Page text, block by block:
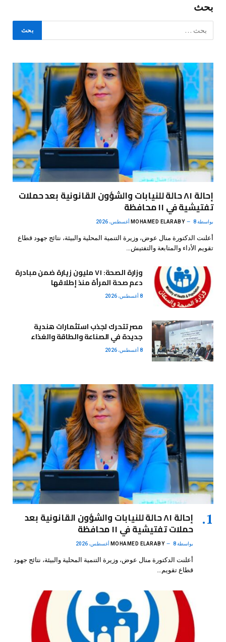
بحث
إحالة ٨١ حالة للنيابات والشؤون القانونية بعد حملات
تفتيشية في ١١ محافظة
بواسطة MOHAMED ELARABY 8 أغسطس، 2026
أعلنت الدكتورة منال عوض، وزيرة التنمية المحلية والبيئة، نتائج جهود قطاع
تقويم الأداء والمتابعة والتفتيش…
وزارة الصحة: ٧١ مليون زيارة ضمن مبادرة
دعم صحة المرأة منذ إطلاقها
8 أغسطس، 2026
مصر تتحرك لجذب استثمارات هندية
جديدة في الصناعة والطاقة والغذاء
8 أغسطس، 2026
إحالة ٨١ حالة للنيابات والشؤون القانونية بعد
حملات تفتيشية في ١١ محافظة
بواسطة MOHAMED ELARABY 8 أغسطس، 2026
أعلنت الدكتورة منال عوض، وزيرة التنمية المحلية والبيئة، نتائج جهود
قطاع تقويم…